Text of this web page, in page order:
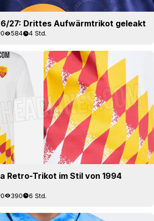
27: Drittes Aufwärmtrikot geleakt
0 584 4 Std.
Retro-Trikot im Stil von 1994
0 390 6 Std.